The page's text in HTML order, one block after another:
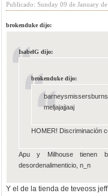
Publicado: Sunday 09 de January
brokenduke dijo:
IsabelG dijo:
brokenduke dijo:
meljajajjaaj
HOMER! Discriminación
Apu y Milhouse
desordenalimenticio, n_n
Y el de la tienda de teveoss